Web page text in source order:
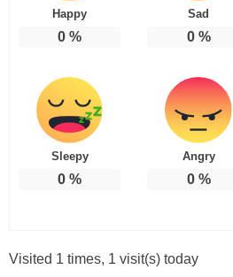
Happy
0 %
Sad
0%
Sleepy
0 %
Angry
0%
Visited 1 times, 1 visit(s) today